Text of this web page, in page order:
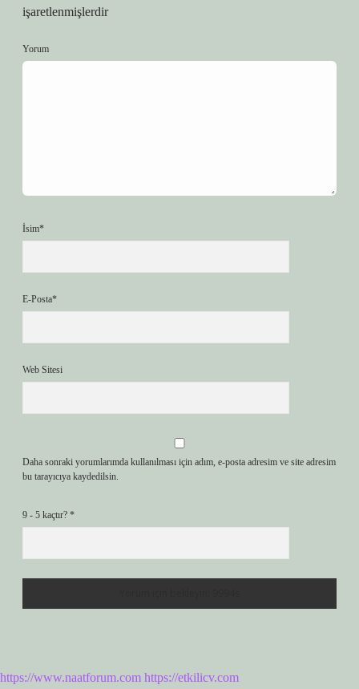
işaretlenmişlerdir
Yorum
İsim*
E-Posta*
Web Sitesi
Daha sonraki yorumlarımda kullanılması için adım, e-posta adresim ve site adresim
bu tarayıcıya kaydedilsin.
9 - 5 kaçtır? *
https://www.naatforum.com https://etkilicv.com